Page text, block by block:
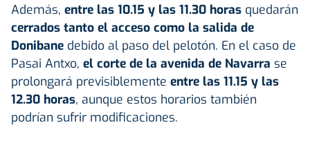
Además, entre las 10.15 y las 11.30 horas quedarán
cerrados tanto el acceso como la salida de
Donibane debido al paso del pelotón. En el caso de
Pasai Antxo, el corte de la avenida de Navarra se
prolongará previsiblemente entre las 11.15 y las
12.30 horas, aunque estos horarios también
podrían sufrir modificaciones.